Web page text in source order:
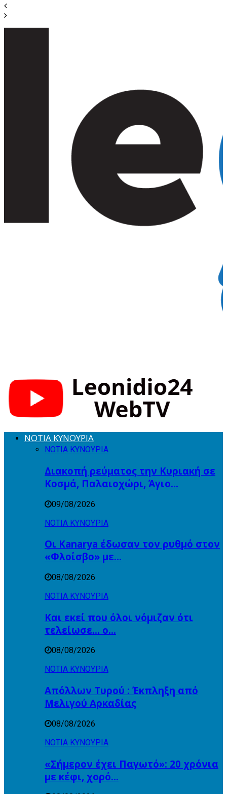
ΝΟΤΙΑ ΚΥΝΟΥΡΙΑ
ΝΟΤΙΑ ΚΥΝΟΥΡΙΑ
Διακοπή ρεύματος την Κυριακή σε
Κοσμά, Παλαιοχώρι, Άγιο…
09/08/2026
ΝΟΤΙΑ ΚΥΝΟΥΡΙΑ
Οι Kanarya έδωσαν τον ρυθμό στον
«Φλοίσβο» με…
08/08/2026
ΝΟΤΙΑ ΚΥΝΟΥΡΙΑ
Και εκεί που όλοι νόμιζαν ότι
τελείωσε… ο…
08/08/2026
ΝΟΤΙΑ ΚΥΝΟΥΡΙΑ
Απόλλων Τυρού : Έκπληξη από
Μελιγού Αρκαδίας
08/08/2026
ΝΟΤΙΑ ΚΥΝΟΥΡΙΑ
«Σήμερον έχει Παγωτό»: 20 χρόνια
με κέφι, χορό…